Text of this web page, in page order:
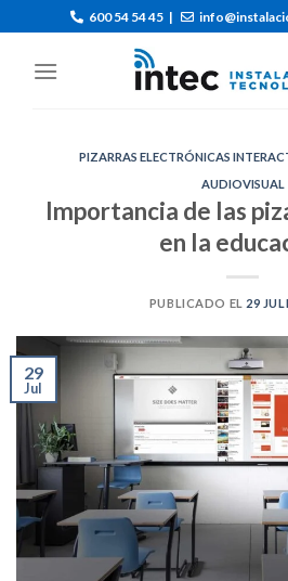
600 54 54 45 |
PIZARRAS ELECTRÓNICAS
AUDIOVISUAL
Importancia de las
en la
PUBLICADO EL 29
29
Jul